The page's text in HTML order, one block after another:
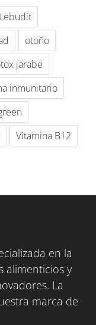
Lebudit
otoño
jarabe
inmunitario
Vitamina B12
en la
alimenticios y
La
marca de